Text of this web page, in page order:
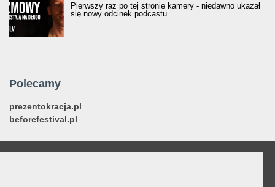
Pierwszy raz po tej stronie kamery - niedawno ukazał
się nowy odcinek podcastu...
Polecamy
prezentokracja.pl
beforefestival.pl